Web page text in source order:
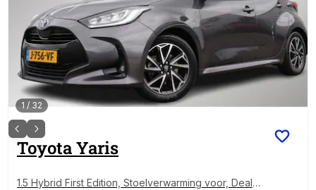
1 / 32
ToyotaYaris
1.5 Hybrid First Edition, Stoelverwarming voor, Dealer